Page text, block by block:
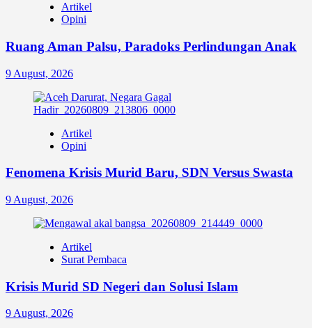
Artikel
Opini
Ruang Aman Palsu, Paradoks Perlindungan Anak
9 August, 2026
Artikel
Opini
Fenomena Krisis Murid Baru, SDN Versus Swasta
9 August, 2026
Artikel
Surat Pembaca
Krisis Murid SD Negeri dan Solusi Islam
9 August, 2026